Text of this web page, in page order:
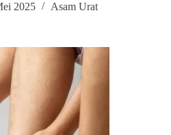
2025 Asam Urat